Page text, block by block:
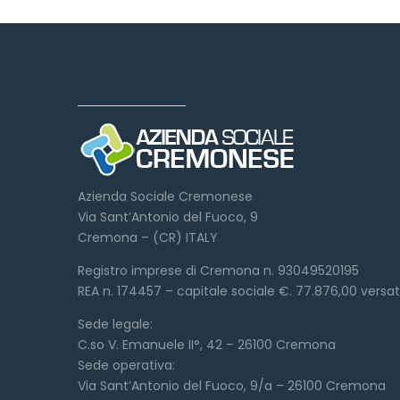
Azienda Sociale Cremonese
Via Sant’Antonio del Fuoco, 9
Cremona – (CR) ITALY
Registro imprese di Cremona n. 93049520195
REA n. 174457 – capitale sociale €. 77.876,00
Sede legale:
C.so V. Emanuele II°, 42 – 26100 Cremona
Sede operativa:
Via Sant’Antonio del Fuoco, 9/a – 26100 Cremona